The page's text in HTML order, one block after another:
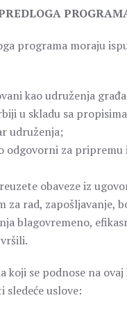
programa moraju
kao udruženja
u skladu sa
udruženja;
odgovorni za pripremu
obaveze iz
za rad, zapošljavanje,
blagovremeno,
koji se podnose na
sledeće uslove: